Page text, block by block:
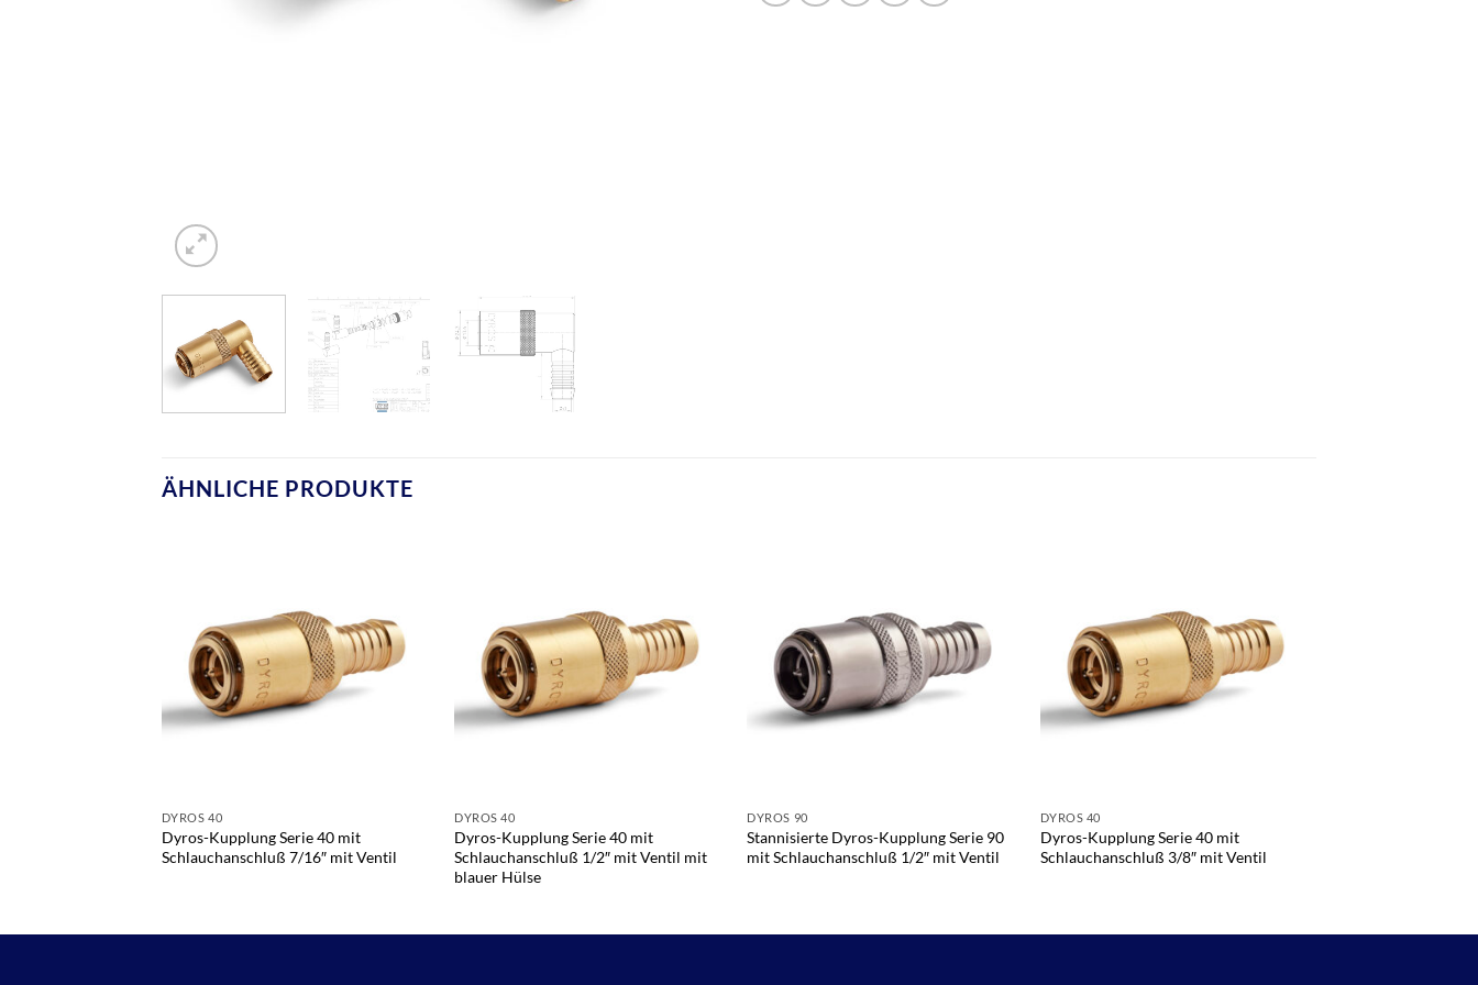
ÄHNLICHE PRODUKTE
DYROS 40
Dyros-Kupplung Serie 40 mit
Schlauchanschluß 7/16″ mit Ventil
DYROS 40
Dyros-Kupplung Serie 40 mit
Schlauchanschluß 1/2″ mit Ventil mit
blauer Hülse
DYROS 90
Stannisierte Dyros-Kupplung Serie 90
mit Schlauchanschluß 1/2″ mit Ventil
DYROS 40
Dyros-Kupplung Serie 40 mit
Schlauchanschluß 3/8″ mit Ventil